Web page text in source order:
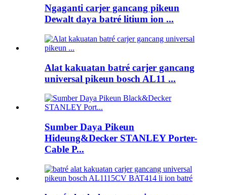
Ngaganti carjer gancang pikeun
Dewalt daya batré litium ion ...
Alat kakuatan batré carjer gancang
universal pikeun bosch AL11 ...
Sumber Daya Pikeun
Hideung&Decker STANLEY Porter-
Cable P...